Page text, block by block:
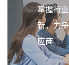
掌握行
新，力
应商